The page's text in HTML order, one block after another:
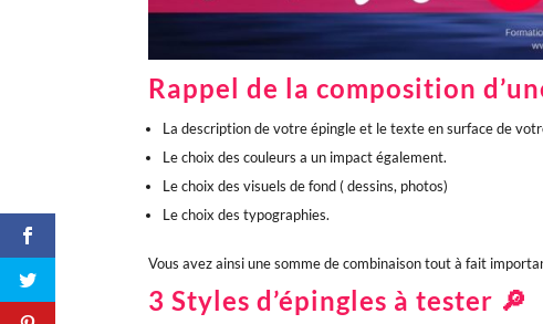
Rappel de la composition
La description de votre épingle et le texte en surface de
Le choix des couleurs a un impact également.
Le choix des visuels de fond ( dessins, photos)
Le choix des typographies.
Vous avez ainsi une somme de combinaison tout à fait
3 Styles d’épingles à tester 🔎